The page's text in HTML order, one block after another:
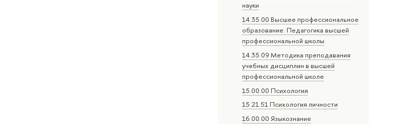
науки
14.35.00 Высшее профессиональное
образование. Педагогика высшей
профессиональной школы
14.35.09 Методика преподавания
учебных дисциплин в высшей
профессиональной школе
15.00.00 Психология
15.21.51 Психология личности
16.00.00 Языкознание